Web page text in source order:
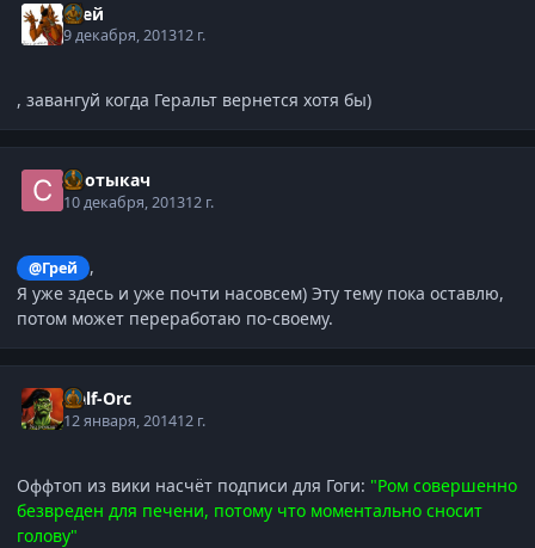
Грей
9 декабря, 201312 г.
, завангуй когда Геральт вернется хотя бы)
Спотыкач
10 декабря, 201312 г.
@Грей
,
Я уже здесь и уже почти насовсем) Эту тему пока оставлю,
потом может переработаю по-своему.
Half-Orc
12 января, 201412 г.
Оффтоп из вики насчёт подписи для Гоги: "Ром совершенно
безвреден для печени, потому что моментально сносит
голову"